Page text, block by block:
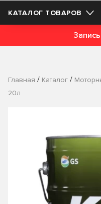
КАТАЛОГ ТОВАРОВ
Главная / Каталог /
20л